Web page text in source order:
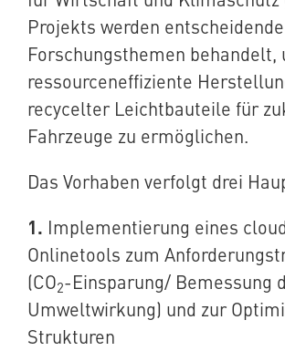
Projekts werden entscheidende
Forschungsthemen behandelt,
ressourceneffiziente
recycelter Leichtbauteile für
Fahrzeuge zu ermöglichen.
Das Vorhaben verfolgt drei
1. Implementierung eines
Onlinetools zum
(CO2-Einsparung/ Bemessung
Umweltwirkung) und zur
Strukturen